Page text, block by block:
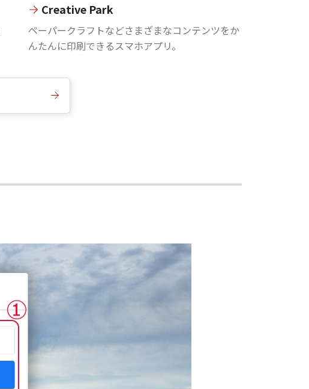
Creative Park
ペーパークラフトなどさまざまなコンテンツをか
んたんに印刷できるスマホアプリ。